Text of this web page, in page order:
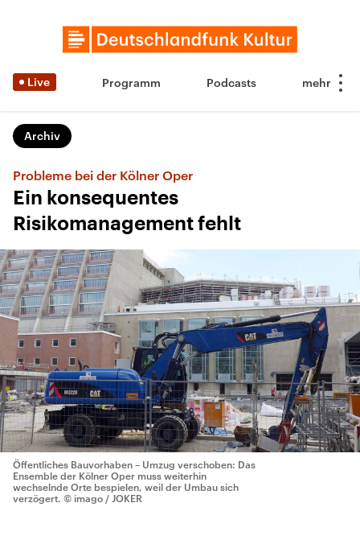
Live Programm Podcasts
Archiv
Probleme bei der Kölner Oper
Ein konsequentes
Risikomanagement fehlt
Öffentliches Bauvorhaben – Umzug verschoben: Das
Ensemble der Kölner Oper muss weiterhin
wechselnde Orte bespielen, weil der Umbau sich
verzögert. © imago / JOKER